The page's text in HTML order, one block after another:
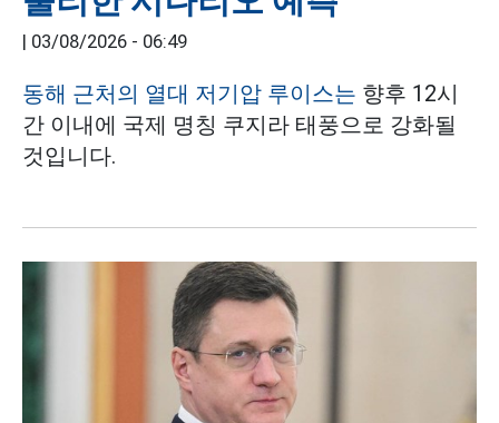
| 03/08/2026 - 06:49
동해 근처의 열대 저기압 루이스는 향후 12시
간 이내에 국제 명칭 쿠지라 태풍으로 강화될
것입니다.